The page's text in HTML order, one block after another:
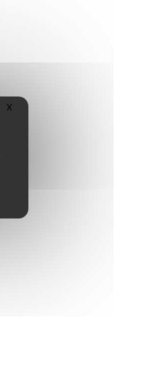
X Masquer le bandeau des cookies